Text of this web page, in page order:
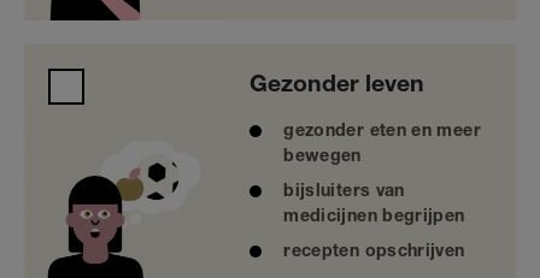
Gezonder leven
gezonder eten en meer
bewegen
bijsluiters van
medicijnen begrijpen
recepten opschrijven